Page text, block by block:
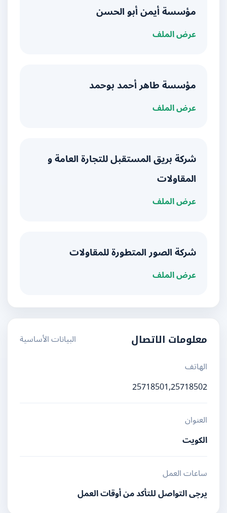
مؤسسة أيمن أبو الحسن
عرض الملف
مؤسسة طاهر أحمد بوحمد
عرض الملف
شركة بريق المستقبل للتجارة العامة و
المقاولات
عرض الملف
شركة الصور المتطورة للمقاولات
عرض الملف
معلومات الاتصال
البيانات الأساسية
الهاتف
25718501,25718502
العنوان
الكويت
ساعات العمل
يرجى التواصل للتأكد من أوقات العمل